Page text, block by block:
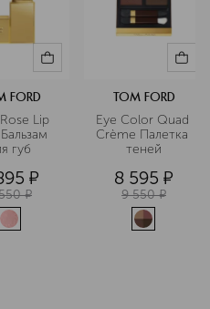
FORD
Lip
губ
¤
¤
TOM FORD
Eye Color Quad
Crème Палетка
теней
8 595 ¤
9 550 ¤